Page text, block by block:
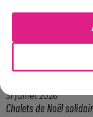
4 août 2026
Officiel : Gauthier Hein
4 août 2026
Officiel : le lac de
4 août 2026
31 juillet 2026
Chalets de Noël